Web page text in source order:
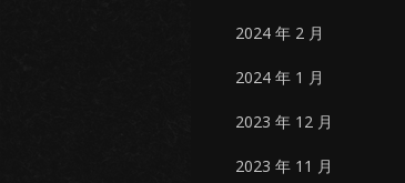
2024 年 2 月
2024 年 1 月
2023 年 12 月
2023 年 11 月